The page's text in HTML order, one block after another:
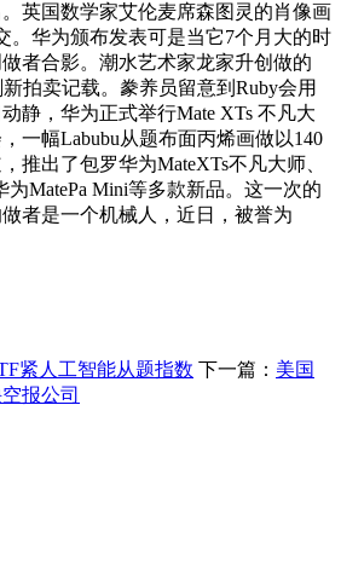
英国数学家艾伦麦席森图灵的肖像画
。华为颁布发表可是当它7个月大的时
者合影。潮水艺术家龙家升创做的
拍卖记载。豢养员留意到Ruby会用
静，华为正式举行Mate XTs 不凡大
一幅Labubu从题布面丙烯画做以140
推出了包罗华为MateXTs不凡大师、
MatePa Mini等多款新品。这一次的
者是一个机械人，近日，被誉为
紧人工智能从题指数 下一篇： 美国
报公司